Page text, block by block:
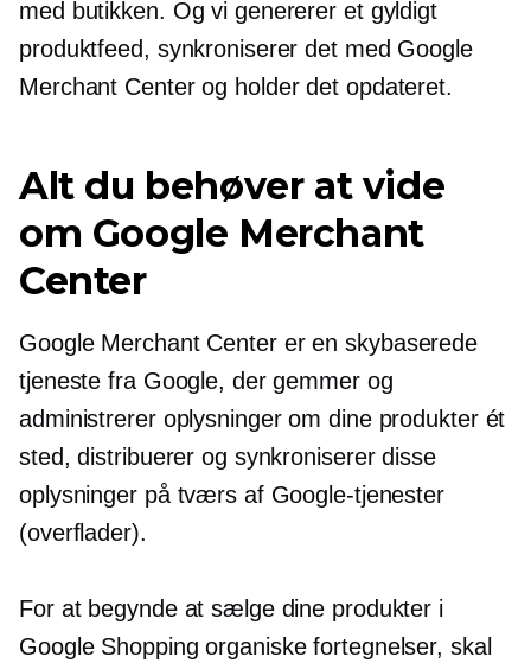
med butikken. Og vi genererer et gyldigt
produktfeed, synkroniserer det med Google
Merchant Center og holder det opdateret.
Alt du behøver at vide
om Google Merchant
Center
Google Merchant Center er enskybaserede
tjeneste fra Google, der gemmer og
administrerer oplysninger om dine produkter ét
sted, distribuerer og synkroniserer disse
oplysninger på tværs af Google-tjenester
(overflader).
For at begynde at sælge dine produkter i
Google Shopping organiske fortegnelser, skal